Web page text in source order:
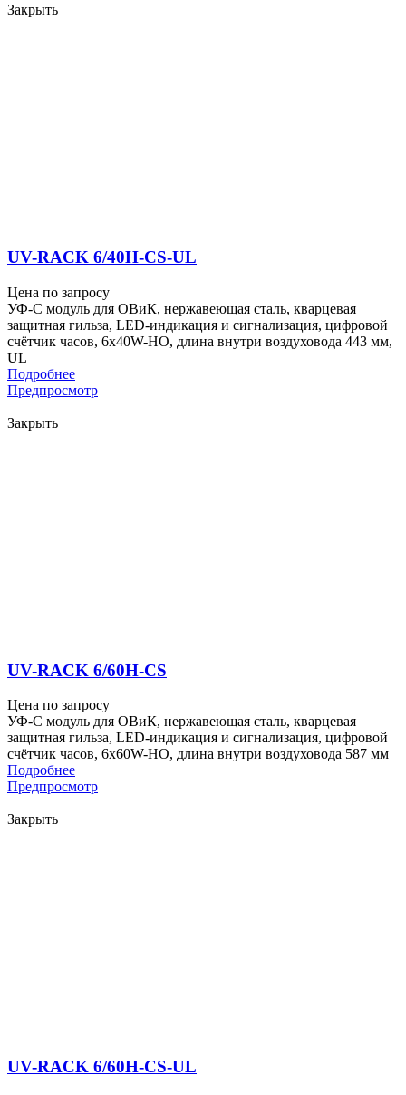
Закрыть
UV-RACK 6/40H-CS-UL
Цена по запросу
УФ-С модуль для ОВиК, нержавеющая сталь, кварцевая
защитная гильза, LED-индикация и сигнализация, цифровой
счётчик часов, 6x40W-HO, длина внутри воздуховода 443 мм,
UL
Подробнее
Предпросмотр
Закрыть
UV-RACK 6/60H-CS
Цена по запросу
УФ-С модуль для ОВиК, нержавеющая сталь, кварцевая
защитная гильза, LED-индикация и сигнализация, цифровой
счётчик часов, 6x60W-HO, длина внутри воздуховода 587 мм
Подробнее
Предпросмотр
Закрыть
UV-RACK 6/60H-CS-UL